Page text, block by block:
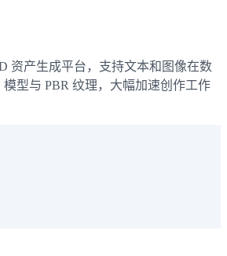
资产生成平台，支持文本和图像在数
型与 PBR 纹理，大幅加速创作工作